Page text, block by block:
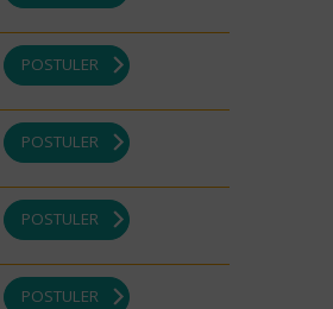
POSTULER
POSTULER
POSTULER
POSTULER